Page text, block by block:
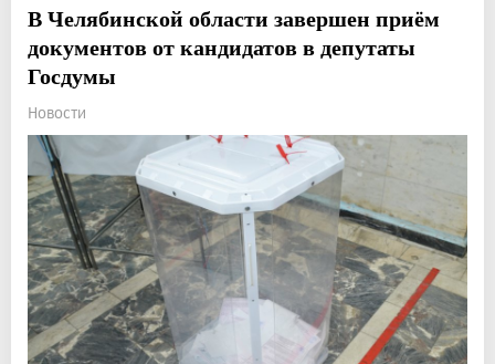
В Челябинской области завершен приём
документов от кандидатов в депутаты
Госдумы
Новости